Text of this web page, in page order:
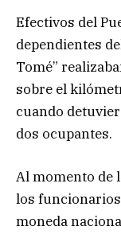
Efectivos del
dependientes
Tomé”
sobre el
cuando
dos ocupantes.
Al momento de
los
moneda